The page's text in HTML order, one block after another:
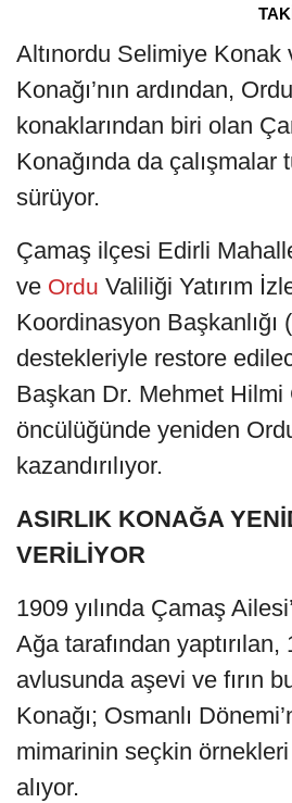
Altınordu Selimiye
Konağı’nın ardından,
konaklarından biri olan
Konağında da çalışmalar
sürüyor.
Çamaş ilçesi Edirli
ve Ordu Valiliği Yatırım
Koordinasyon Başkanlığı
destekleriyle restore
Başkan Dr. Mehmet Hilmi
öncülüğünde yeniden
kazandırılıyor.
ASIRLIK KONAĞA
VERİLİYOR
1909 yılında Çamaş
Ağa tarafından yaptırılan,
avlusunda aşevi ve fırın
Konağı; Osmanlı
mimarinin seçkin
alıyor.